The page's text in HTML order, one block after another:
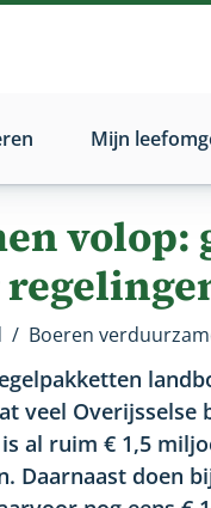
Mijn
volop:
/
veel Overijsselse
al ruim € 1,5
Daarnaast doen